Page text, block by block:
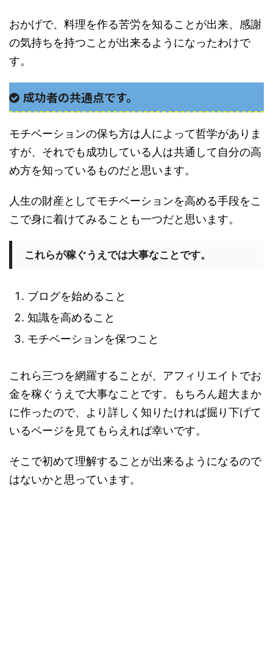
おかげで、料理を作る苦労を知ることが出来、感謝
の気持ちを持つことが出来るようになったわけで
す。
成功者の共通点です。
モチベーションの保ち方は人によって哲学がありま
すが、それでも成功している人は共通して自分の高
め方を知っているものだと思います。
人生の財産としてモチベーションを高める手段をこ
こで身に着けてみることも一つだと思います。
これらが稼ぐうえでは大事なことです。
ブログを始めること
知識を高めること
モチベーションを保つこと
これら三つを網羅することが、アフィリエイトでお
金を稼ぐうえで大事なことです。もちろん超大まか
に作ったので、より詳しく知りたければ掘り下げて
いるページを見てもらえれば幸いです。
そこで初めて理解することが出来るようになるので
はないかと思っています。